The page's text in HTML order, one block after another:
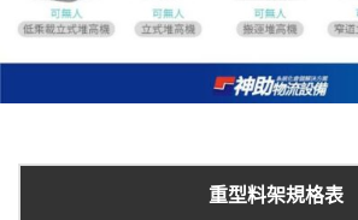
重型料架規格表